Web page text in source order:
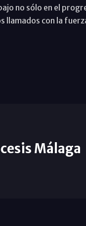
no sólo en el
llamados con la
Málaga